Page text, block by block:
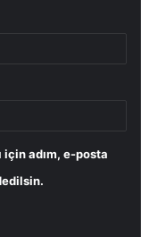
için adım, e-posta